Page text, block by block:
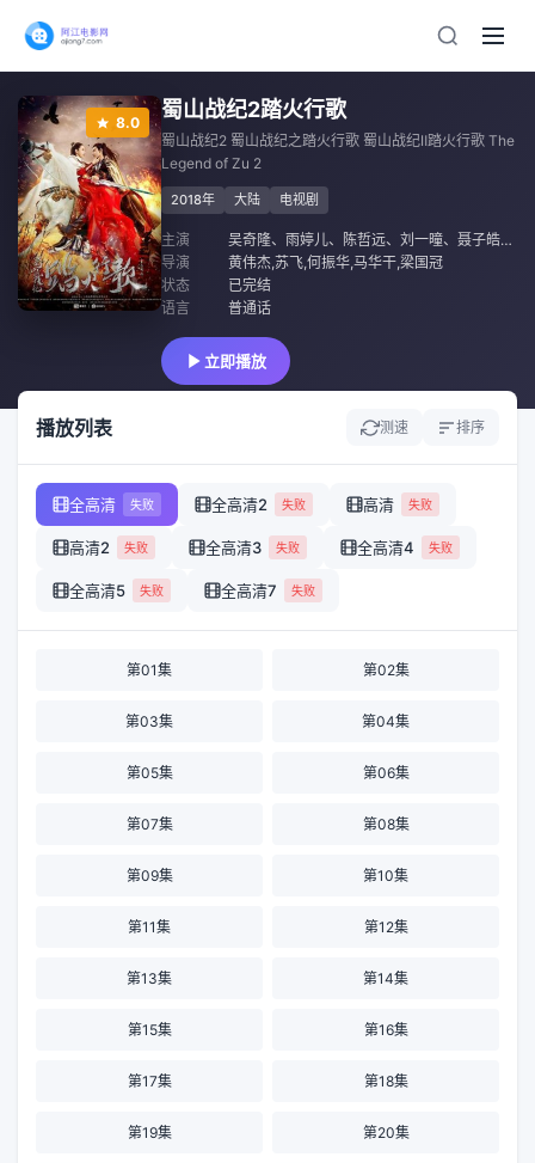
8.0
蜀山战纪2踏火行歌
蜀山战纪2 蜀山战纪之踏火行歌 蜀山战纪Ⅱ踏火行歌 The
Legend of Zu 2
2018年 大陆 电视剧
主演 吴奇隆、 雨婷儿、 陈哲远、 刘一曈、 聂子皓、
导演
黄伟杰,苏飞,何振华,马华干,梁国冠
状态
已完结
语言
普通话
立即播放
播放列表 测速 排序
全高清 失败 全高清2 失败 高清 失败
高清2 失败 全高清3 失败 全高清4 失败
全高清5 失败 全高清7 失败
第01集 第02集
第03集 第04集
第05集 第06集
第07集 第08集
第09集 第10集
第11集 第12集
第13集 第14集
第15集 第16集
第17集 第18集
第19集 第20集